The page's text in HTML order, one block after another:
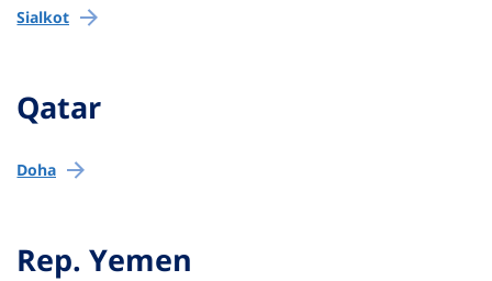
Sialkot
Qatar
Doha
Rep. Yemen